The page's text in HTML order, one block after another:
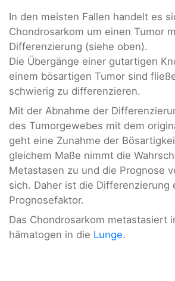
In den meisten Fallen handelt es
Chondrosarkom um einen Tumor
Differenzierung (siehe oben).
Die Übergänge einer gutartigen
einem bösartigen Tumor sind
schwierig zu differenzieren.
Mit der Abnahme der
des Tumorgewebes mit dem
geht eine Zunahme der
gleichem Maße nimmt die
Metastasen zu und die Prognose
sich. Daher ist die Differenzierung
Prognosefaktor.
Das Chondrosarkom metastasiert
hämatogen in die Lunge.